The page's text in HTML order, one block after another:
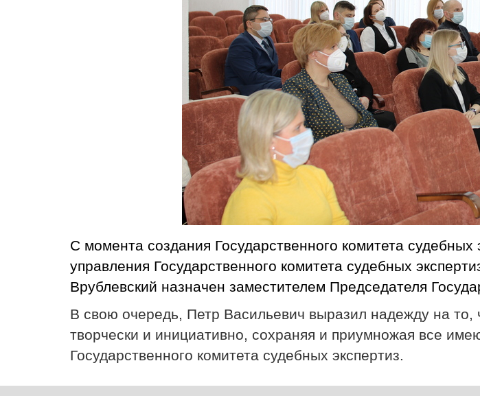
С момента создания Государственного комитета
управления Государственного комитета судебных
Врублевский назначен заместителем Председателя
В свою очередь, Петр Васильевич выразил надежду на то,
творчески и инициативно, сохраняя и приумножая все
Государственного комитета судебных экспертиз.